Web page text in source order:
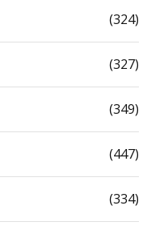
(324)
(327)
(349)
(447)
(334)